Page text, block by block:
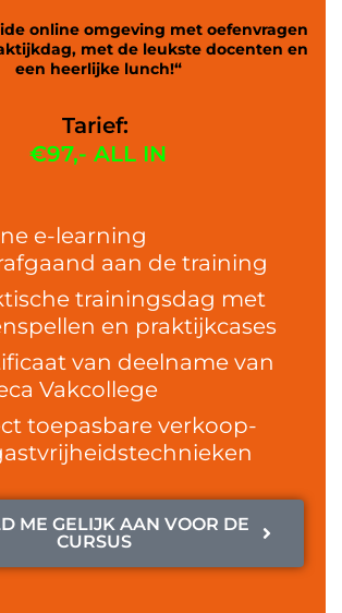
online omgeving met oefenvragen
met de leukste docenten en
een heerlijke lunch!“
Tarief:
€97,- ALL IN
e-learning
aan de training
trainingsdag met
en praktijkcases
van deelname van
Vakcollege
toepasbare verkoop-
ME GELIJK AAN VOOR DE
CURSUS